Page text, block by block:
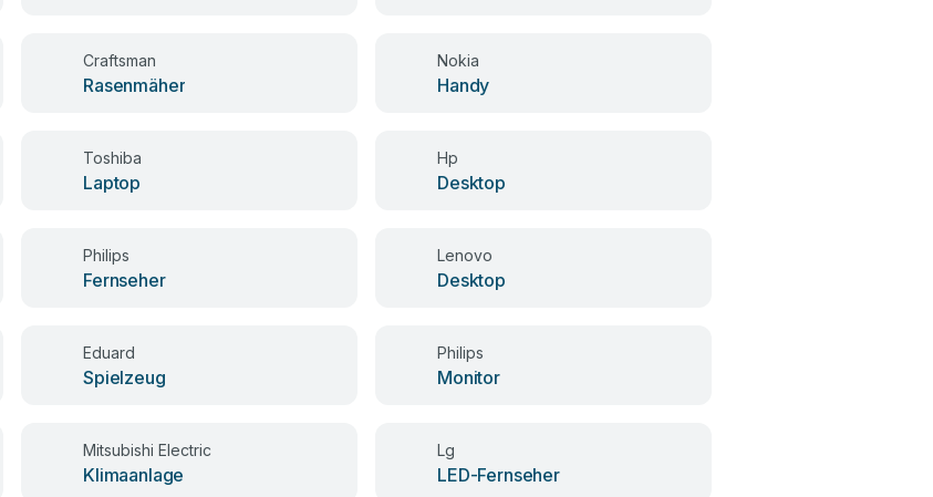
Craftsman
Rasenmäher
Nokia
Handy
Toshiba
Laptop
Hp
Desktop
Philips
Fernseher
Lenovo
Desktop
Eduard
Spielzeug
Philips
Monitor
Mitsubishi Electric
Klimaanlage
Lg
LED-Fernseher